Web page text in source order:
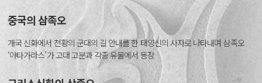
중국의 삼족오
개국 신화에서 천황의 군대의 길 안내를 한 태양신의 사자로 나타내며 삼족오
‘야타가라스’가 고대 고분과 각종 유물에서 등장